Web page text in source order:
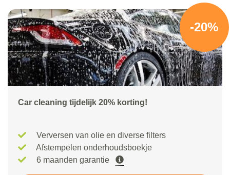
-20%
Car cleaning tijdelijk 20% korting!
Verversen van olie en diverse filters
Afstempelen onderhoudsboekje
6 maanden garantie